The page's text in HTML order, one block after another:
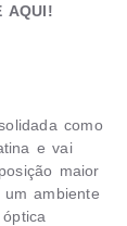
AQUI!
como
e vai
maior
ambiente